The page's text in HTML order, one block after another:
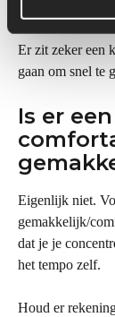
Er zit zeker een
gaan om snel te
Is er
Eigenlijk niet.
gemakkelijk/
dat je je
het tempo zelf.
Houd er